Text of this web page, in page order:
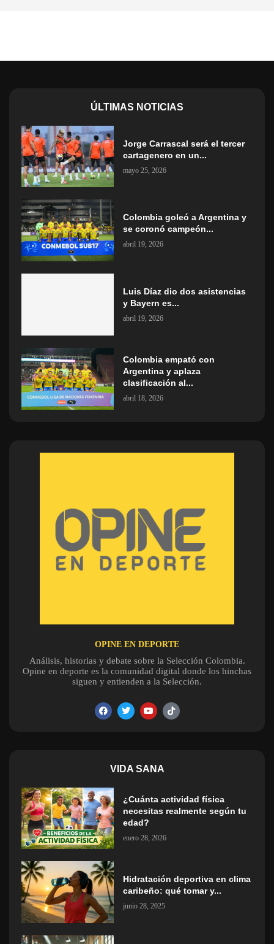
ÚLTIMAS NOTICIAS
Jorge Carrascal será el tercer
cartagenero en un...
mayo 25, 2026
Colombia goleó a Argentina y
se coronó campeón...
abril 19, 2026
Luis Díaz dio dos asistencias
y Bayern es...
abril 19, 2026
Colombia empató con
Argentina y aplaza
clasificación al...
abril 18, 2026
OPINE EN DEPORTE
Análisis, historias y debate sobre la Selección Colombia.
Opine en deporte es la comunidad digital donde los hinchas
siguen y entienden a la Selección.
VIDA SANA
¿Cuánta actividad física
necesitas realmente según tu
edad?
enero 28, 2026
Hidratación deportiva en clima
caribeño: qué tomar y...
junio 28, 2025